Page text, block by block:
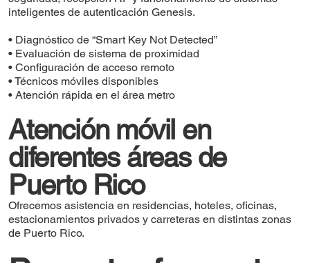
inteligentes de autenticación Genesis.
• Diagnóstico de “Smart Key Not Detected”
• Evaluación de sistema de proximidad
• Configuración de acceso remoto
• Técnicos móviles disponibles
• Atención rápida en el área metro
Atención móvil en
diferentes áreas de
Puerto Rico
Ofrecemos asistencia en residencias, hoteles, oficinas,
estacionamientos privados y carreteras en distintas zonas
de Puerto Rico.